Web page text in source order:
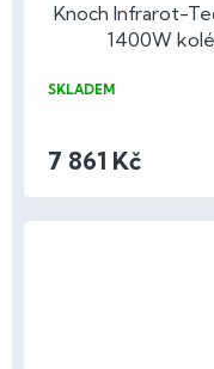
Knoch Infrarot-
1400W
SKLADEM
7 861 Kč